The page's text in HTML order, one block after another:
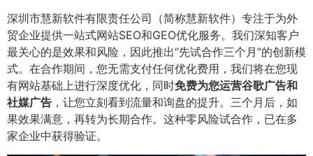
深圳市慧新软件有限责任公司（简称慧新软件）专注于为外
贸企业提供一站式网站SEO和GEO优化服务。我们深知客户
最关心的是效果和风险，因此推出“先试合作三个月”的创新模
式。在合作期间，您无需支付任何优化费用，我们将在您现
有网站基础上进行深度优化，同时免费为您运营谷歌广告和
社媒广告 ，让您立刻看到流量和询盘的提升。三个月后，如
果效果满意，再转为长期合作。这种零风险试合作，已在多
家企业中获得验证。